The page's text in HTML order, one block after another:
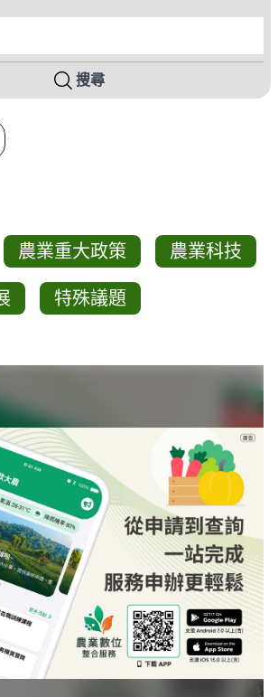
搜尋
農業重大政策 農業科技
特殊議題